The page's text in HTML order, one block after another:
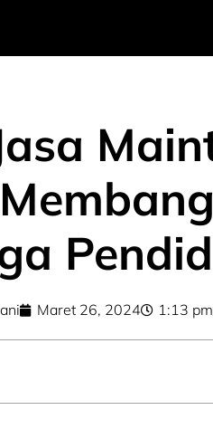
Maret 26, 2024 1:13 pm